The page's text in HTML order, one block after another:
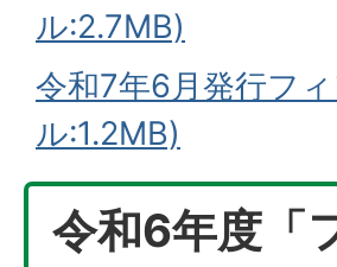
ル:2.7MB)
令和7年6月発行フ
ル:1.2MB)
令和6年度「